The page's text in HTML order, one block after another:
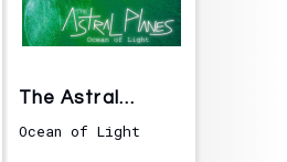
The Astral
Planes
Ocean of Light